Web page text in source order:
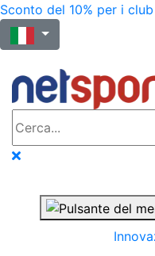
Sconto del 10% per i club